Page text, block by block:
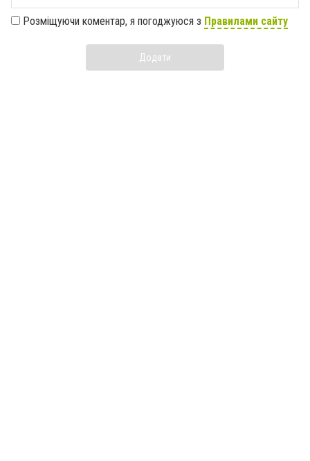
Розміщуючи коментар, я погоджуюся з Правилами сайту
Додати